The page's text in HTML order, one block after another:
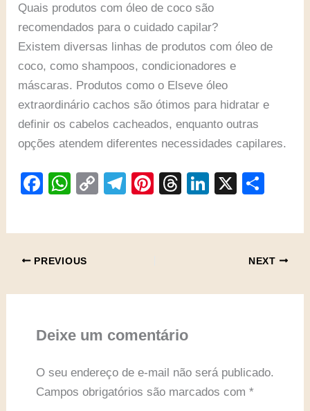
Quais produtos com óleo de coco são
recomendados para o cuidado capilar?
Existem diversas linhas de produtos com óleo de
coco, como shampoos, condicionadores e
máscaras. Produtos como o Elseve óleo
extraordinário cachos são ótimos para hidratar e
definir os cabelos cacheados, enquanto outras
opções atendem diferentes necessidades capilares.
F
c
b
o
k
W
at
A
p
C
p
n
T
e
m
Pi
er
T
e
s
Li
k
n
X
ar
PREVIOUS NEXT
Deixe um comentário
O seu endereço de e-mail não será publicado.
Campos obrigatórios são marcados com *